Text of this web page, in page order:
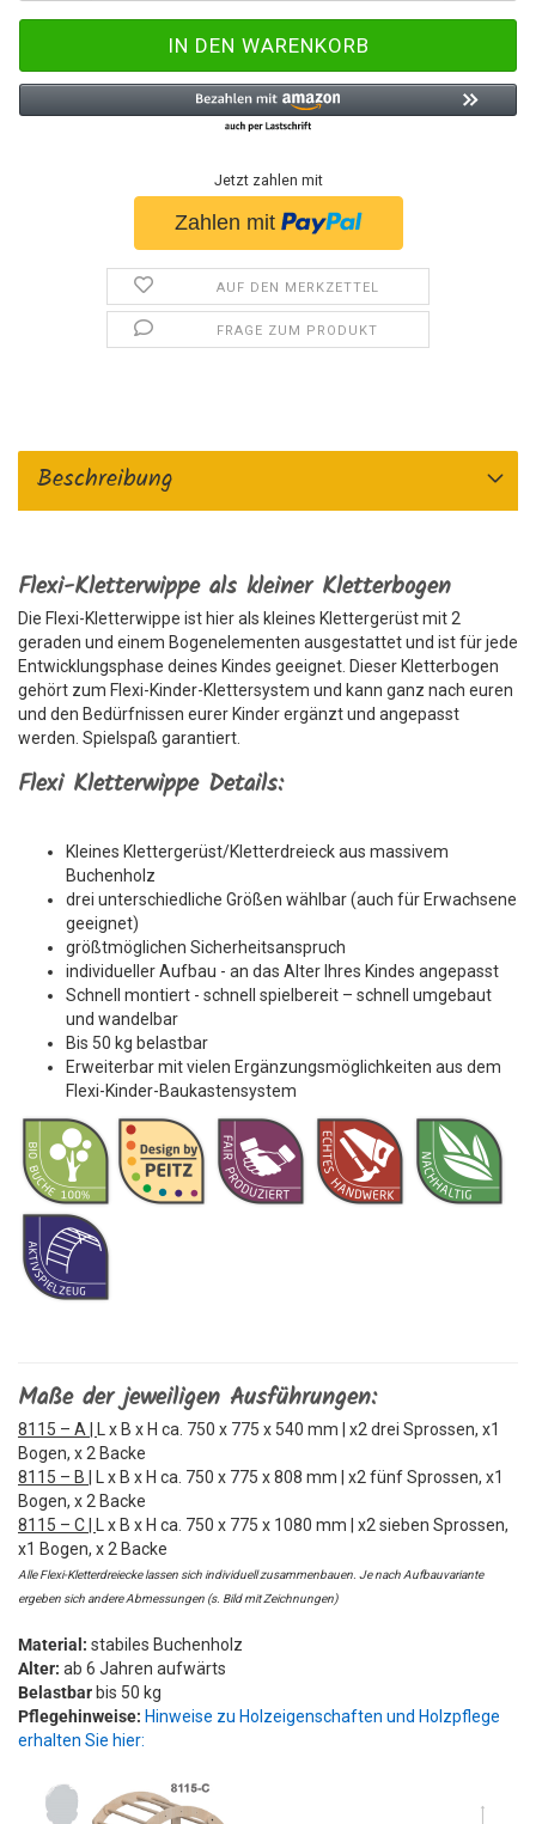
Jetzt zahlen mit
AUF DEN MERKZETTEL
FRAGE ZUM PRODUKT
Beschreibung
Flexi-Kletterwippe als kleiner Kletterbogen
Die Flexi-Kletterwippe ist hier als kleines Klettergerüst mit 2
geraden und einem Bogenelementen ausgestattet und ist für jede
Entwicklungsphase deines Kindes geeignet. Dieser Kletterbogen
gehört zum Flexi-Kinder-Klettersystem und kann ganz nach euren
und den Bedürfnissen eurer Kinder ergänzt und angepasst
werden. Spielspaß garantiert.
Flexi Kletterwippe Details:
Kleines Klettergerüst/Kletterdreieck aus massivem
Buchenholz
drei unterschiedliche Größen wählbar (auch für Erwachsene
geeignet)
größtmöglichen Sicherheitsanspruch
individueller Aufbau - an das Alter Ihres Kindes angepasst
Schnell montiert - schnell spielbereit – schnell umgebaut
und wandelbar
Bis 50 kg belastbar
Erweiterbar mit vielen Ergänzungsmöglichkeiten aus dem
Flexi-Kinder-Baukastensystem
Maße der jeweiligen Ausführungen:
8115 – A |
L x B x H ca. 750 x 775 x 540 mm | x2 drei Sprossen, x1
Bogen, x 2 Backe
8115 – B |
L x B x H ca. 750 x 775 x 808 mm | x2 fünf Sprossen, x1
Bogen, x 2 Backe
8115 – C |
L x B x H ca. 750 x 775 x 1080 mm | x2 sieben Sprossen,
x1 Bogen, x 2 Backe
Alle Flexi-Kletterdreiecke lassen sich individuell zusammenbauen. Je nach Aufbauvariante
ergeben sich andere Abmessungen (s. Bild mit Zeichnungen)
Material: stabiles Buchenholz
Alter: ab 6 Jahren aufwärts
Belastbar bis 50 kg
Pflegehinweise: Hinweise zu Holzeigenschaften und Holzpflege
erhalten Sie hier: